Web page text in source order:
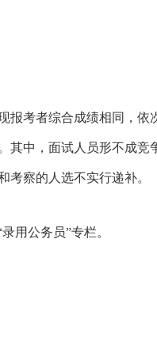
报考者综合成绩相同，依
其中，面试人员形不成竞
察的人选不实行递补。
用公务员”专栏。